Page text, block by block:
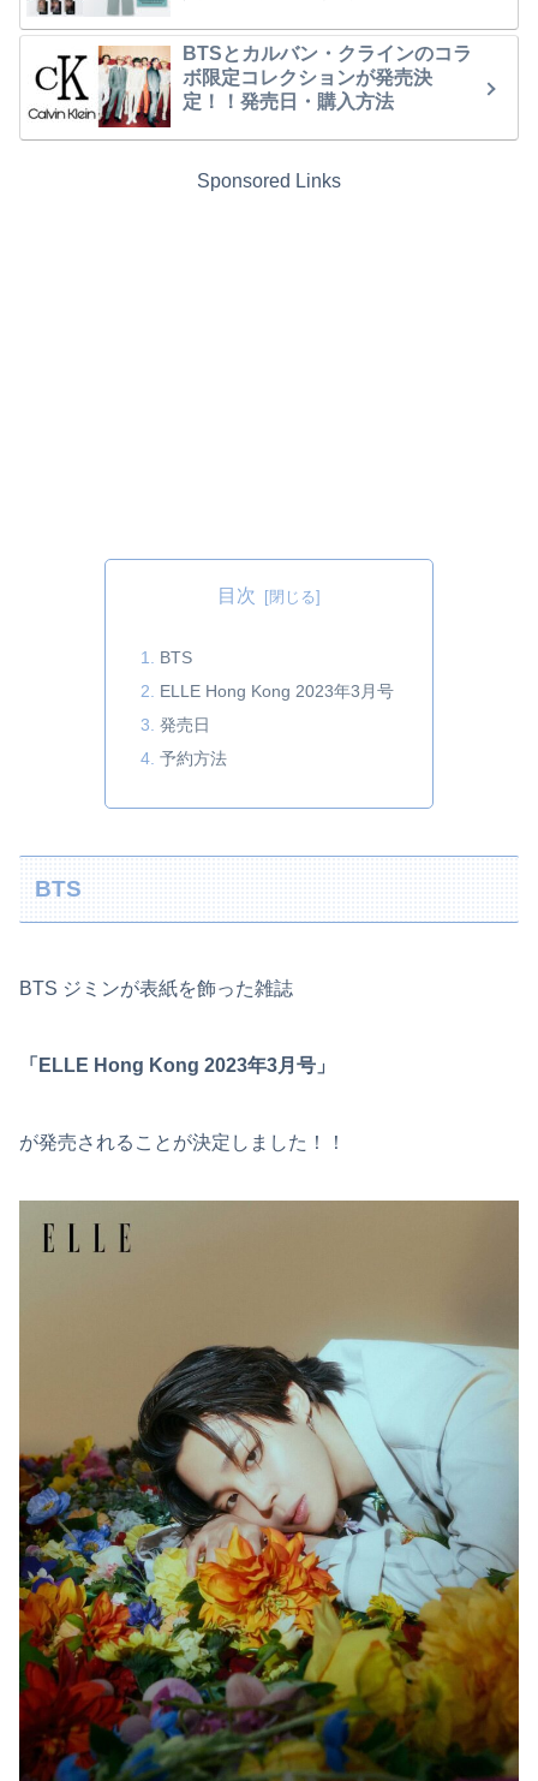
BTSとカルバン・クラインのコラ
ボ限定コレクションが発売決
定！！発売日・購入方法
Sponsored Links
目次
BTS
ELLE Hong Kong 2023年3月号
発売日
予約方法
BTS
BTS ジミンが表紙を飾った雑誌
「ELLE Hong Kong 2023年3月号」
が発売されることが決定しました！！